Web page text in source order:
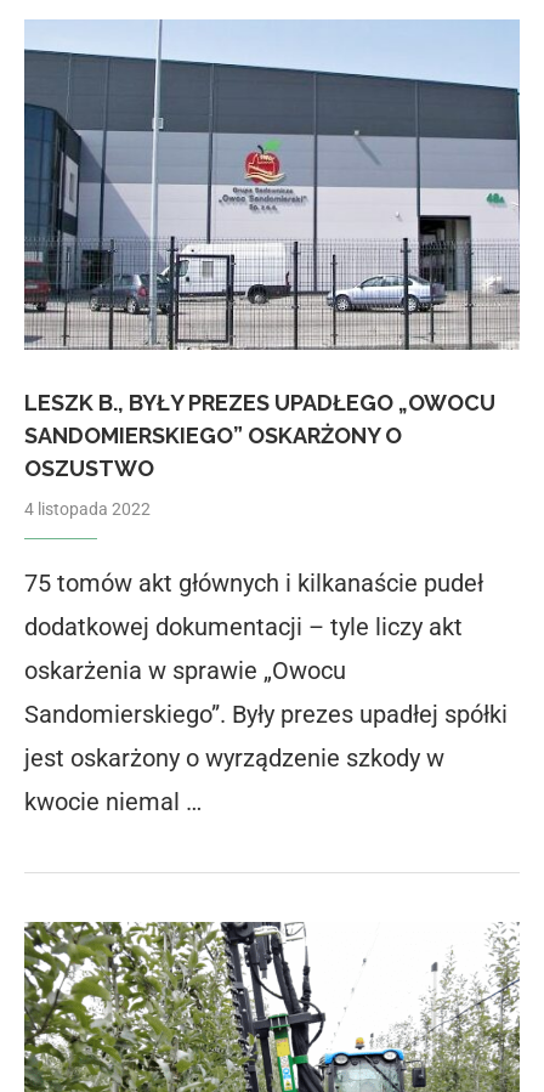
LESZK B., BYŁY PREZES UPADŁEGO „OWOCU
SANDOMIERSKIEGO” OSKARŻONY O
OSZUSTWO
4 listopada 2022
75 tomów akt głównych i kilkanaście pudeł
dodatkowej dokumentacji – tyle liczy akt
oskarżenia w sprawie „Owocu
Sandomierskiego”. Były prezes upadłej spółki
jest oskarżony o wyrządzenie szkody w
kwocie niemal …